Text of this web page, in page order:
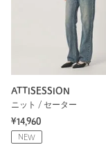
ATTISESSION
ニット / セーター
¥14,960
NEW